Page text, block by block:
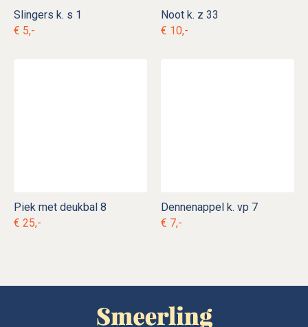
Slingers k. s 1
€ 5,-
Noot k. z 33
€ 10,-
Piek met deukbal 8
€ 25,-
Dennenappel k. vp 7
€ 7,-